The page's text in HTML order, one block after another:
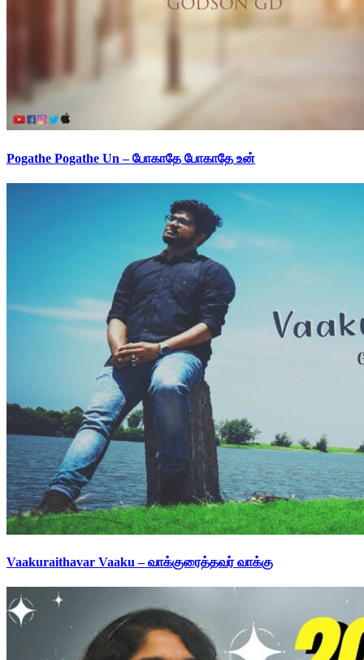
Pogathe Pogathe Un – போகாதே போகாதே உன்
Vaakuraithavar Vaaku – வாக்குரைத்தவர் வாக்கு